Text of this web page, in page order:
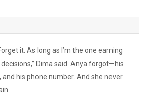
it. As long as I’m the one earning
Dima said. Anya forgot—his
and his phone number. And she never